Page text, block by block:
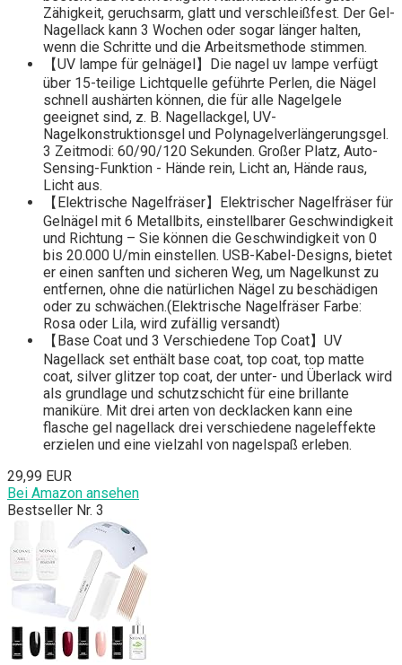
Zähigkeit, geruchsarm, glatt und verschleißfest. Der Gel-
Nagellack kann 3 Wochen oder sogar länger halten,
wenn die Schritte und die Arbeitsmethode stimmen.
【UV lampe für gelnägel】Die nagel uv lampe verfügt
über 15-teilige Lichtquelle geführte Perlen, die Nägel
schnell aushärten können, die für alle Nagelgele
geeignet sind, z. B. Nagellackgel, UV-
Nagelkonstruktionsgel und Polynagelverlängerungsgel.
3 Zeitmodi: 60/90/120 Sekunden. Großer Platz, Auto-
Sensing-Funktion - Hände rein, Licht an, Hände raus,
Licht aus.
【Elektrische Nagelfräser】Elektrischer Nagelfräser für
Gelnägel mit 6 Metallbits, einstellbarer Geschwindigkeit
und Richtung – Sie können die Geschwindigkeit von 0
bis 20.000 U/min einstellen. USB-Kabel-Designs, bietet
er einen sanften und sicheren Weg, um Nagelkunst zu
entfernen, ohne die natürlichen Nägel zu beschädigen
oder zu schwächen.(Elektrische Nagelfräser Farbe:
Rosa oder Lila, wird zufällig versandt)
【Base Coat und 3 Verschiedene Top Coat】UV
Nagellack set enthält base coat, top coat, top matte
coat, silver glitzer top coat, der unter- und Überlack wird
als grundlage und schutzschicht für eine brillante
maniküre. Mit drei arten von decklacken kann eine
flasche gel nagellack drei verschiedene nageleffekte
erzielen und eine vielzahl von nagelspaß erleben.
29,99 EUR
Bei Amazon ansehen
Bestseller Nr. 3